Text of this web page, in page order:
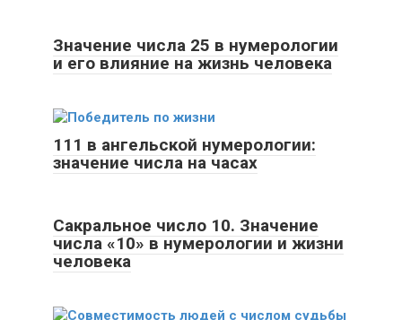
Значение числа 25 в нумерологии
и его влияние на жизнь человека
111 в ангельской нумерологии:
значение числа на часах
Сакральное число 10. Значение
числа «10» в нумерологии и жизни
человека